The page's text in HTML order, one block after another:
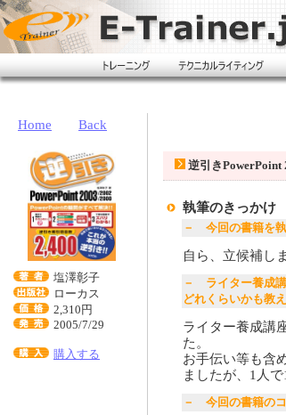
Home Back
塩澤彰子
ローカス
2,310円
2005/7/29
購入する
逆引きPowerPoint
執筆のきっかけ
－ 今回の書籍を
自ら、立候補し
－ ライター養成
どれくらいかも教
ライター養成講
た。
お手伝い等も含
ましたが、1人
－ 今回の書籍の